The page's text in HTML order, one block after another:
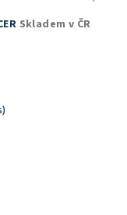
Skladem v ČR